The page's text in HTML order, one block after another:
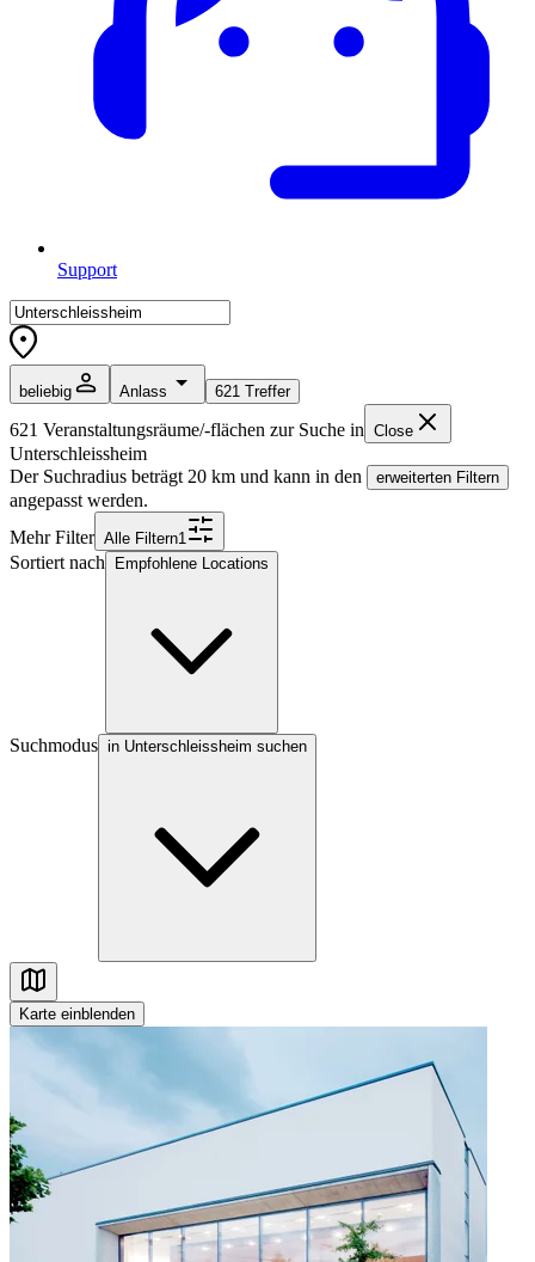
Support
beliebig Anlass 621 Treffer
621 Veranstaltungsräume/-flächen zur Suche in Close
Unterschleissheim
Der Suchradius beträgt 20 km und kann in den erweiterten Filtern
angepasst werden.
Mehr Filter Alle Filtern1
Sortiert nach Empfohlene Locations
Suchmodus in Unterschleissheim suchen
Karte einblenden